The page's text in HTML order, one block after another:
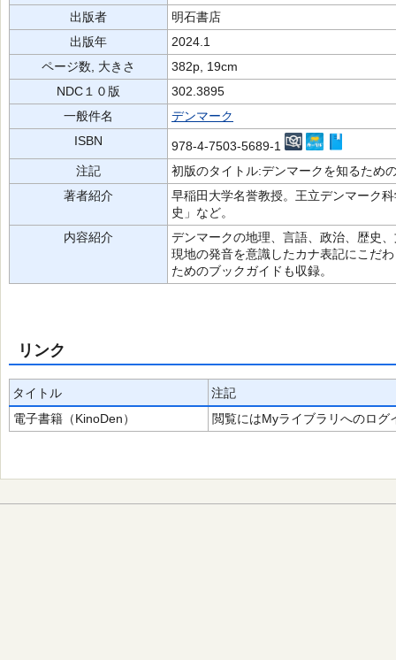
出版者
明石書店
出版年
2024.1
ページ数, 大きさ
382p, 19cm
NDC１０版
302.3895
一般件名
デンマーク
ISBN
978-4-7503-5689-1
注記
初版のタイトル:デンマークを知るため
著者紹介
早稲田大学名誉教授。王立デンマーク
史」など。
内容紹介
デンマークの地理、言語、政治、歴史
現地の発音を意識したカナ表記にこだ
ためのブックガイドも収録。
リンク
タイトル
注記
電子書籍（KinoDen）
閲覧にはMyライブラリへのログ